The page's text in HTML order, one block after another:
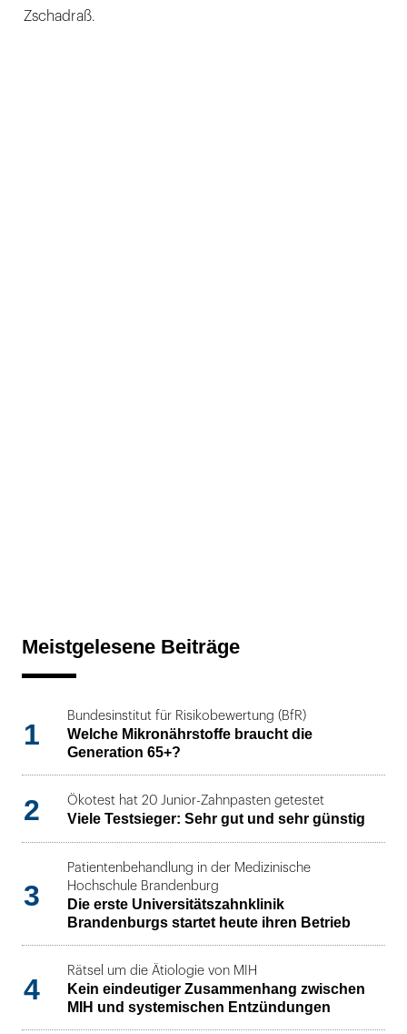
Zschadraß.
Meistgelesene Beiträge
1
Bundesinstitut für Risikobewertung (BfR)
Welche Mikronährstoffe braucht die
Generation 65+?
2 Ökotest hat 20 Junior-Zahnpasten getestet
Viele Testsieger: Sehr gut und sehr günstig
3
Patientenbehandlung in der Medizinische
Hochschule Brandenburg
Die erste Universitätszahnklinik
Brandenburgs startet heute ihren Betrieb
4
Rätsel um die Ätiologie von MIH
Kein eindeutiger Zusammenhang zwischen
MIH und systemischen Entzündungen